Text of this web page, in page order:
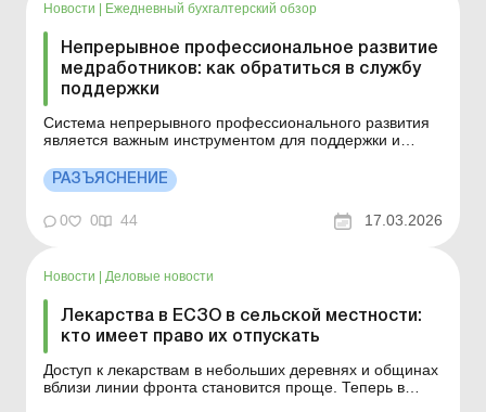
Новости Ежедневный бухгалтерский обзор
Непрерывное профессиональное развитие
медработников: как обратиться в службу
поддержки
Система непрерывного профессионального развития
является важным инструментом для поддержки и
медицинских работников. Она обеспечивает
прозрачный учет образовательных мероприятий,
упрощает взаимодействие между провайдерами и
медицинскими работниками и способ...
РАЗЪЯСНЕНИЕ
0 0 44 17.03.2026
Новости Деловые новости
Лекарства в ЕСЗО в сельской местности:
кто имеет право их отпускать
Доступ к лекарствам в небольших деревнях и общинах
вблизи линии фронта становится проще. Теперь в